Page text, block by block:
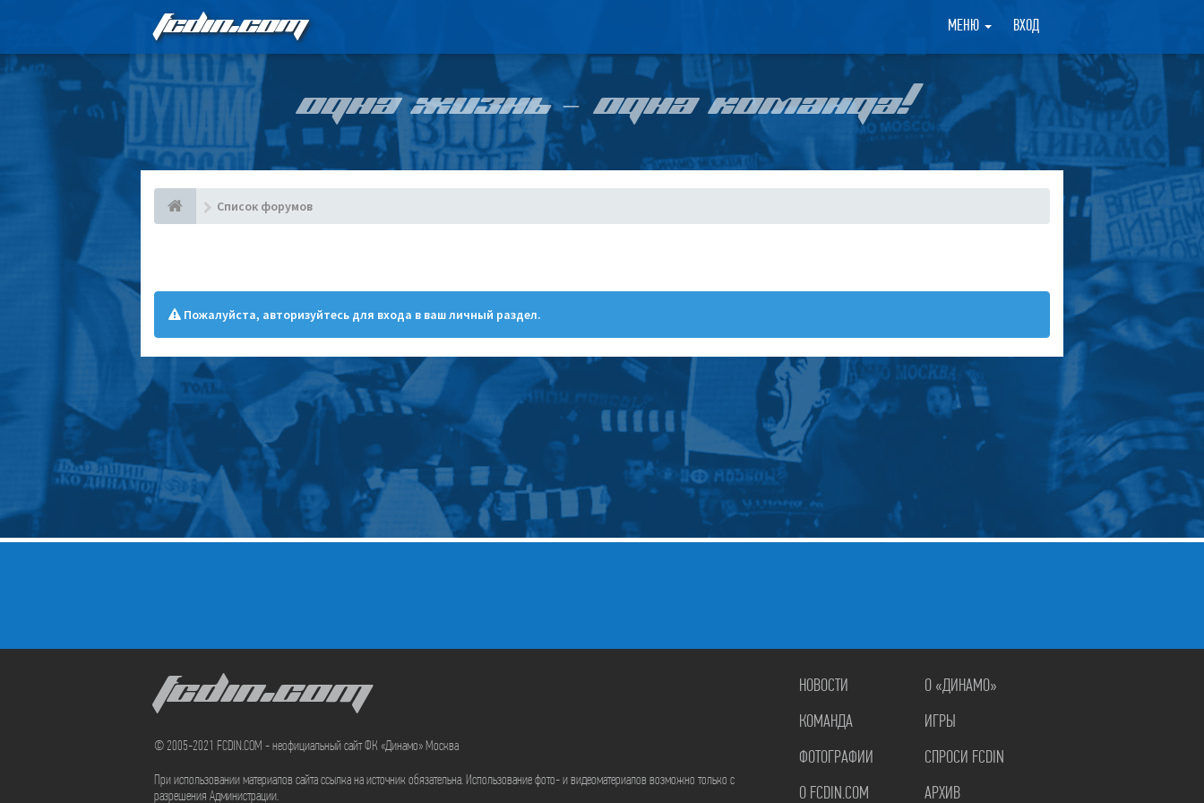
FCDIN.COM МЕНЮ ВХОД ×
ОДНА ЖИЗНЬ – ОДНА КОМАНДА!
Список форумов
Пожалуйста, авторизуйтесь для входа в ваш личный раздел.
FCDIN.COM
© 2005-2021 FCDIN.COM - неофициальный сайт ФК «Динамо» Москва
При использовании материалов сайта ссылка на источник обязательна. Использование фото- и видеоматериалов возможно только с
разрешения Администрации.
НОВОСТИ
О «ДИНАМО»
КОМАНДА
ИГРЫ
ФОТОГРАФИИ
СПРОСИ FCDIN
О FCDIN.COM
АРХИВ